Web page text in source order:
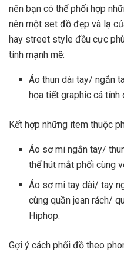
nên bạn có thể phối hợp
nên một set đồ đẹp và lạ
hay street style đều cực
tính mạnh mẽ:
Áo thun dài tay/ ngắn
họa tiết graphic cá tính
Kết hợp những item thuộc
Áo sơ mi ngắn tay/
thể hút mắt phối cùng
Áo sơ mi tay dài/ tay
cùng quần jean rách/
Hiphop.
Gợi ý cách phối đồ theo